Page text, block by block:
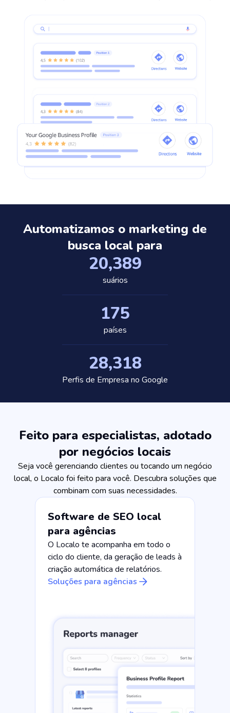
Automatizamos o marketing de
busca local para
20,389
suários
175
países
28,318
Perfis de Empresa no Google
Feito para especialistas, adotado
por negócios locais
Seja você gerenciando clientes ou tocando um negócio
local, o Localo foi feito para você. Descubra soluções que
combinam com suas necessidades.
Software de SEO local
para agências
O Localo te acompanha em todo o
ciclo do cliente, da geração de leads à
criação automática de relatórios.
Soluções para agências